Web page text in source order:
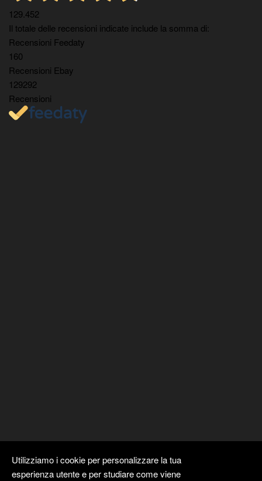
129.452
Il totale delle recensioni indicate include la somma di:
Recensioni Feedaty
160
Recensioni Ebay
129292
Recensioni
Utilizziamo i cookie per personalizzare la tua
esperienza utente e per studiare come viene